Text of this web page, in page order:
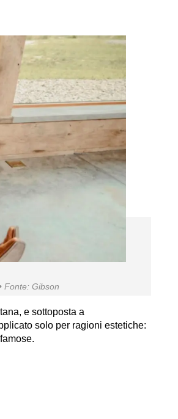
Fonte: Gibson
e sottoposta a
solo per ragioni estetiche: